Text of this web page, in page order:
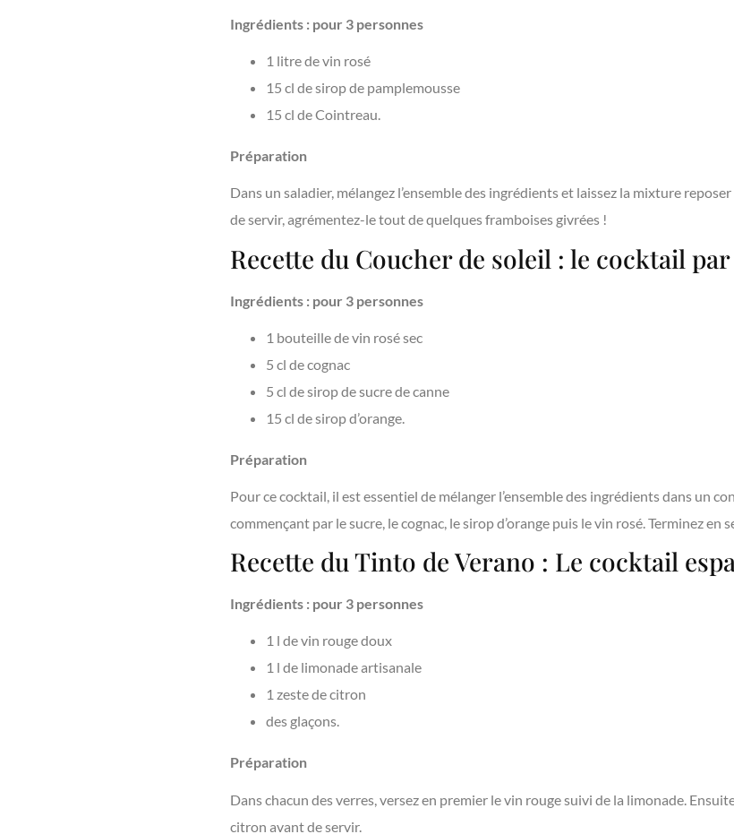
Ingrédients : pour 3 personnes
1 litre de vin rosé
15 cl de sirop de pamplemousse
15 cl de Cointreau.
Préparation
Dans un saladier, mélangez l’ensemble des ingrédients et laissez la mixture
de servir, agrémentez-le tout de quelques framboises givrées !
Recette du Coucher de soleil : le cocktail par
Ingrédients : pour 3 personnes
1 bouteille de vin rosé sec
5 cl de cognac
5 cl de sirop de sucre de canne
15 cl de sirop d’orange.
Préparation
Pour ce cocktail, il est essentiel de mélanger l’ensemble des ingrédients dans un
commençant par le sucre, le cognac, le sirop d’orange puis le vin rosé. Terminez en
Recette du Tinto de Verano : Le cocktail
Ingrédients : pour 3 personnes
1 l de vin rouge doux
1 l de limonade artisanale
1 zeste de citron
des glaçons.
Préparation
Dans chacun des verres, versez en premier le vin rouge suivi de la limonade.
citron avant de servir.